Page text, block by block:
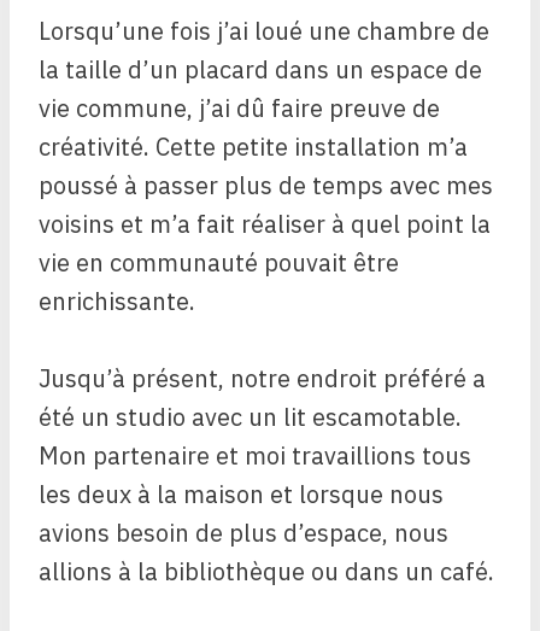
Lorsqu’une fois j’ai loué une chambre de
la taille d’un placard dans un espace de
vie commune, j’ai dû faire preuve de
créativité. Cette petite installation m’a
poussé à passer plus de temps avec mes
voisins et m’a fait réaliser à quel point la
vie en communauté pouvait être
enrichissante.
Jusqu’à présent, notre endroit préféré a
été un studio avec un lit escamotable.
Mon partenaire et moi travaillions tous
les deux à la maison et lorsque nous
avions besoin de plus d’espace, nous
allions à la bibliothèque ou dans un café.